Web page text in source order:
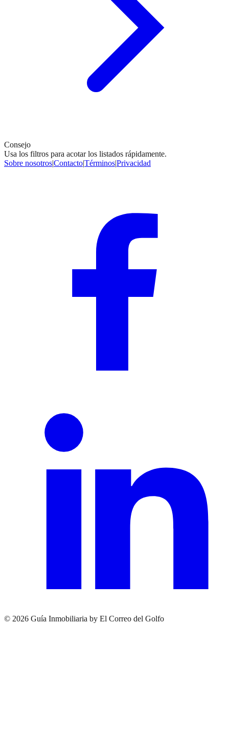
Consejo
Usa los filtros para acotar los listados rápidamente.
Sobre nosotros|Contacto|Términos|Privacidad
© 2026 Guía Inmobiliaria by El Correo del Golfo